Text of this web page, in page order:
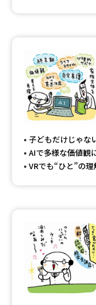
子どもだけじゃな
AIで多様な価値観
VRでも“ひと”の